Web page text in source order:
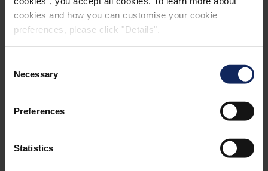
cookies and how you can customise your cookie
preferences, please click "Details".
Selection
Necessary
Preferences
Statistics
COLLEGE, DANIMARKA